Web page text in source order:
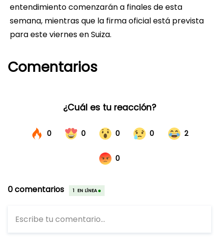
entendimiento comenzarán a finales de esta
semana, mientras que la firma oficial está prevista
para este viernes en Suiza.
Comentarios